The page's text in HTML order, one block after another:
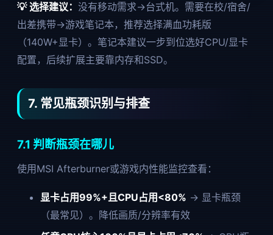
💡 选择建议： 没有移动需求→台式机。需要在校/宿舍/
出差携带→游戏笔记本，推荐选择满血功耗版
（140W+显卡）。笔记本建议一步到位选好CPU/显卡
配置，后续扩展主要靠内存和SSD。
7. 常见瓶颈识别与排查
7.1 判断瓶颈在哪儿
使用MSI Afterburner或游戏内性能监控查看：
显卡占用99%+且CPU占用<80% → 显卡瓶颈
（最常见）。降低画质/分辨率有效